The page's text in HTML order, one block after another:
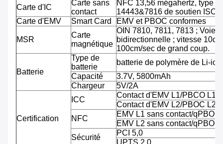
Carte d'IC
Carte sans
contact
NFC 13,56 mégahertz, type
14443&7816 de soutien ISO/
Carte d'EMV
Smart Card EMV et PBOC conformes
MSR
Carte
magnétique
OIN 7810, 7811, 7813 ; Voie
bidirectionnelle ; vitesse
100cm/sec de grand coup.
Batterie
Type de
batterie
batterie de polymère de Li-ion
Capacité
3.7V, 5800mAh
Chargeur
5V/2A
Certification
ICC
Contact d'EMV L1/PBCO L1
Contact d'EMV L2/PBOC L2
NFC
EMV L1 sans contact/qPBOC
EMV L2 sans contact/qPBOC
Sécurité
PCI 5,0